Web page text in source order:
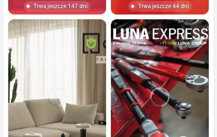
Trwa jeszcze 147 dni Trwa jeszcze 44 dni